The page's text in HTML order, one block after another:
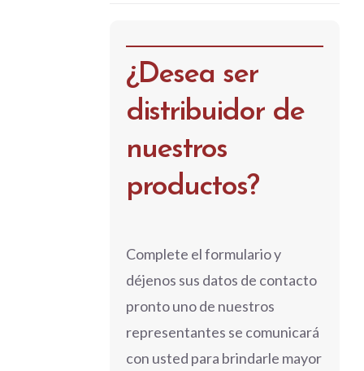
¿Desea ser
distribuidor de
nuestros
productos?
Complete el formulario y
déjenos sus datos de contacto
pronto uno de nuestros
representantes se comunicará
con usted para brindarle mayor